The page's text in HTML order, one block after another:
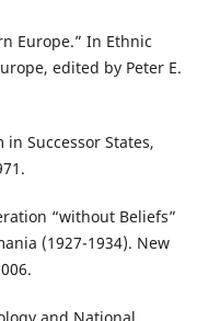
Europe.” In Ethnic
edited by Peter E.
in Successor States,
“without Beliefs”
(1927-1934). New